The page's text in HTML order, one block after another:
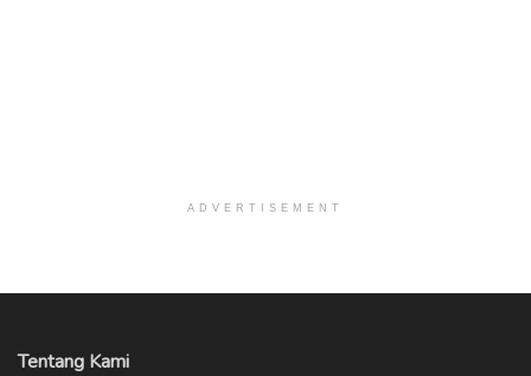
ADVERTISEMENT
Tentang Kami